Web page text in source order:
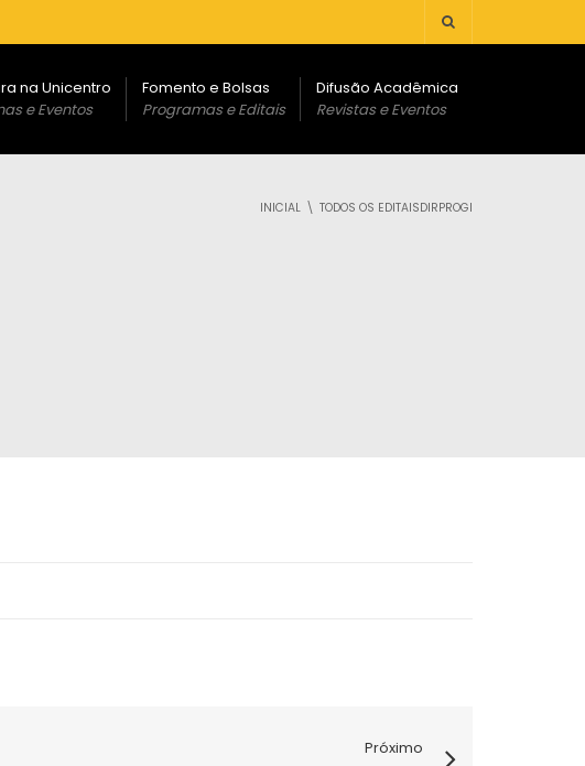
na Unicentro
e Eventos
Fomento e Bolsas
Programas e Editais
Difusão Acadêmica
Revistas e Eventos
INICIAL TODOS OS EDITAISDIRPROGI
Próximo